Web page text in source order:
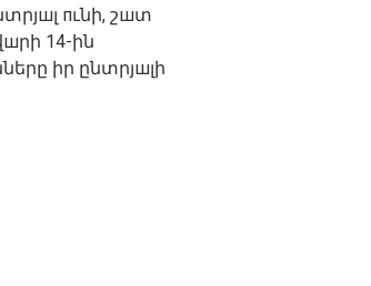
пւնի, շшտ
14-ին
իր ընտրյшլի